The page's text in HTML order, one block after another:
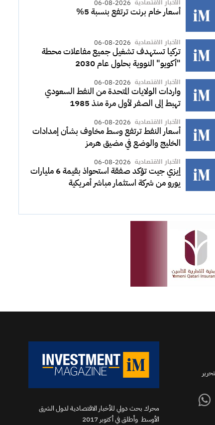
الأخبار الاقتصادية 06-08-2026
أسعار خام برنت ترتفع بنسبة 5%
الأخبار الاقتصادية 06-08-2026
تركيا تستهدف تشغيل جميع مفاعلات محطة
"أكويو" النووية بحلول عام 2030
الأخبار الاقتصادية 06-08-2026
واردات الولايات المتحدة من النفط السعودي
تهبط إلى الصفر لأول مرة منذ 1985
الأخبار الاقتصادية 06-08-2026
أسعار النفط ترتفع وسط مخاوف بشأن إمدادات
الخليج والوضع في مضيق هرمز
الأخبار الاقتصادية 06-08-2026
إيزي جيت تؤكد صفقة استحواذ بقيمة 6 مليارات
يورو من شركة استثمار مباشر أمريكية
محرك بحث دولي للأخبار الاقتصادية لدول الشرق
الأوسط وأطلق في أكتوبر 2017‬